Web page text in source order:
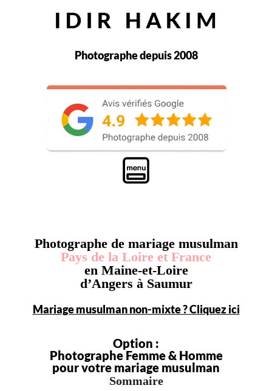
Photographe depuis 2008
Photographe de mariage musulman
Pays de la Loire et France
en Maine-et-Loire
d’Angers à Saumur
Mariage musulman non-mixte ? Cliquez ici
Option :
Photographe Femme & Homme
pour votre mariage musulman
Sommaire